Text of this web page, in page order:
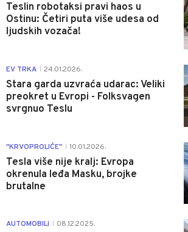
Teslin robotaksi pravi haos u
Ostinu: Četiri puta više udesa od
ljudskih vozača!
EV TRKA 24.01.2026.
Stara garda uzvraća udarac: Veliki
preokret u Evropi - Folksvagen
svrgnuo Teslu
"KRVOPROLIĆE" 10.01.2026.
Tesla više nije kralj: Evropa
okrenula leđa Masku, brojke
brutalne
AUTOMOBILI 08.12.2025.